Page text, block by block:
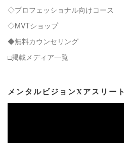
◇プロフェッショナル向けコース
◇MVTショップ
◆無料カウンセリング
□掲載メディア一覧
メンタルビジョンXアスリート